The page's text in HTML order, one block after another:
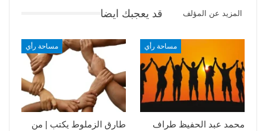
قد يعجبك ايضا المزيد عن المؤلف
مساحة رأي
طارق الزملوط يكتب | من
مساحة رأي
محمد عبد الحفيظ طراف